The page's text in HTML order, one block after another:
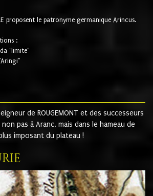
proposent le patronyme germanique Arincus.
:
"limite"
de ROUGEMONT et des successeurs
pas à Aranc, mais dans le hameau de
imposant du plateau !